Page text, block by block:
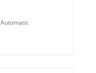
Automatic